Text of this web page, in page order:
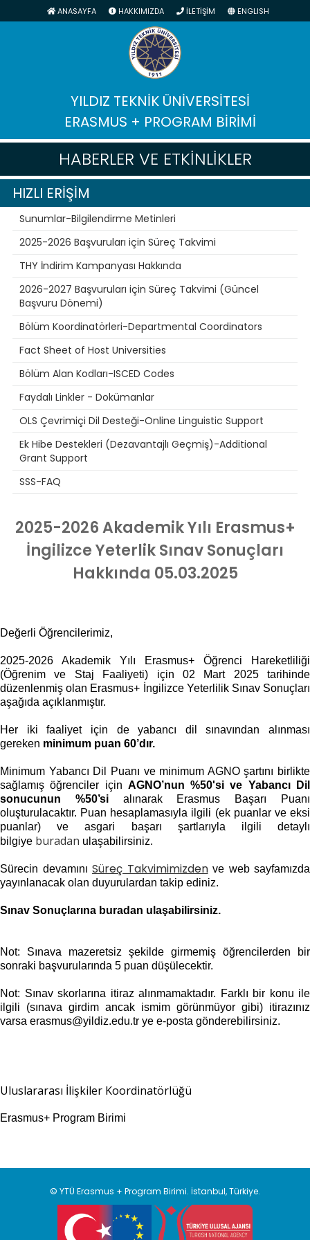
ANASAYFA HAKKIMIZDA İLETİŞİM ENGLISH
YILDIZ TEKNİK ÜNİVERSİTESİ
ERASMUS + PROGRAM BİRİMİ
HABERLER VE ETKİNLİKLER
HIZLI ERİŞİM
Sunumlar-Bilgilendirme Metinleri
2025-2026 Başvuruları için Süreç Takvimi
THY İndirim Kampanyası Hakkında
2026-2027 Başvuruları için Süreç Takvimi (Güncel
Başvuru Dönemi)
Bölüm Koordinatörleri-Departmental Coordinators
Fact Sheet of Host Universities
Bölüm Alan Kodları-ISCED Codes
Faydalı Linkler - Dokümanlar
OLS Çevrimiçi Dil Desteği-Online Linguistic Support
Ek Hibe Destekleri (Dezavantajlı Geçmiş)-Additional
Grant Support
SSS-FAQ
2025-2026 Akademik Yılı Erasmus+
İngilizce Yeterlik Sınav Sonuçları
Hakkında 05.03.2025
Değerli Öğrencilerimiz,
2025-2026 Akademik Yılı Erasmus+ Öğrenci Hareketliliği
(Öğrenim ve Staj Faaliyeti) için 02 Mart 2025 tarihinde
düzenlenmiş olan Erasmus+ İngilizce Yeterlilik Sınav Sonuçları
aşağıda açıklanmıştır.
Her iki faaliyet için de yabancı dil sınavından alınması
gereken minimum puan 60’dır.
Minimum Yabancı Dil Puanı ve minimum AGNO şartını birlikte
sağlamış öğrenciler için AGNO’nun %50'si ve Yabancı Dil
sonucunun %50’sialınarak Erasmus Başarı Puanı
oluşturulacaktır. Puan hesaplamasıyla ilgili (ek puanlar ve eksi
puanlar) ve asgari başarı şartlarıyla ilgili detaylı
bilgiye buradan ulaşabilirsiniz.
Sürecin devamını Süreç Takvimimizdenve web sayfamızda
yayınlanacak olan duyurulardan takip ediniz.
Sınav Sonuçlarına buradan ulaşabilirsiniz.
Not: Sınava mazeretsiz şekilde girmemiş öğrencilerden bir
sonraki başvurularında 5 puan düşülecektir.
Not: Sınav skorlarına itiraz alınmamaktadır. Farklı bir konu ile
ilgili (sınava girdim ancak ismim görünmüyor gibi) itirazınız
varsa erasmus@yildiz.edu.tr ye e-posta gönderebilirsiniz.
Uluslararası İlişkiler Koordinatörlüğü
Erasmus+ Program Birimi
© YTÜ Erasmus + Program Birimi. İstanbul, Türkiye.